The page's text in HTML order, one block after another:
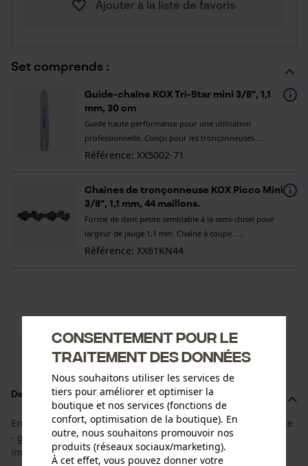
Set comprends :
Guide-chaîne KOX Tri-Star mini 3/8", 1,1
mm, 30 cm
Guide haute performance pour une utilisation
professionnelle. Conçu pour les tronçonneuses .....
Référence: XX5002-71
Chaînes de tronçonneuse KOX Picco Mini
3/8", 1,1 mm, 44 maillons.
Forme de dent petite semblable à la semi-chisel pour
largeur de jauge 1,1 mm. Chaîne à coupe .....
Référence: XX61KN44
Ajouter à la liste de favoris
KOX
Vers la boutique de la marque KOX
Description du produit
En adéquation entre la durée de vie du guide et de la chaîne
- grâce à ce super set 1+4 vous pourrez changer de chaîne
immédiatement !
Consentement pour le
traitement des données
Nous souhaitons utiliser les services de
tiers pour améliorer et optimiser la
boutique et nos services (fonctions de
confort, optimisation de la boutique). En
outre, nous souhaitons promouvoir nos
produits (réseaux sociaux/marketing).
À cet effet, vous pouvez donner votre